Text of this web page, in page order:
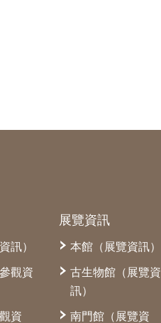
訊）
觀資
資
展覽資訊
本館（展覽資訊）
古生物館（展覽資
訊）
南門館（展覽資